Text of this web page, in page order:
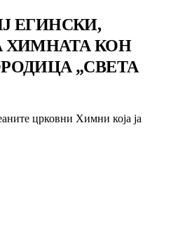
ЕГИНСКИ,
ХИМНАТА КОН
„СВЕТА
црковни Химни која ја